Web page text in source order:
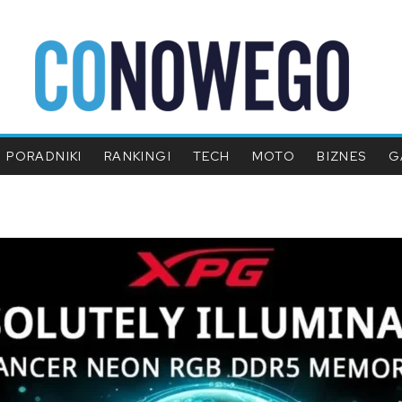
PORADNIKI RANKINGI TECH MOTO BIZNES